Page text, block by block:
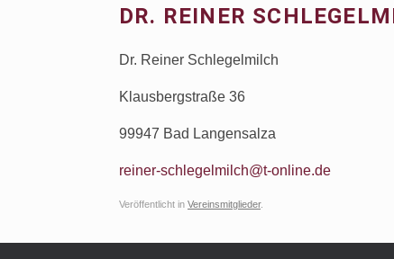
DR. REINER
Dr. Reiner Schlegelmilch
Klausbergstraße 36
99947 Bad Langensalza
reiner-schlegelmilch@t-online.de
Veröffentlicht in Vereinsmitglieder.